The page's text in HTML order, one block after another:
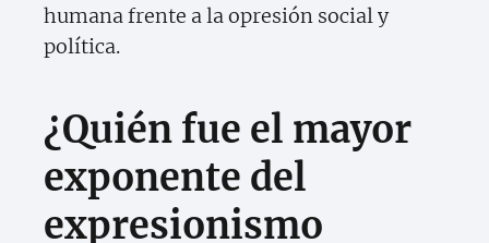
humana frente a la opresión social y
política.
¿Quién fue el mayor
exponente del
expresionismo